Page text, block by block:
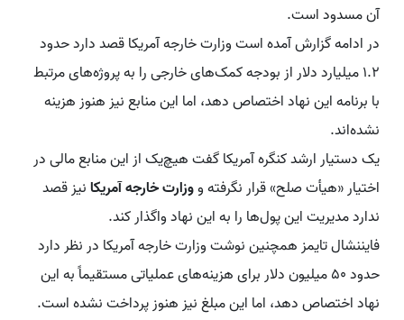
آن مسدود است.
در ادامه گزارش آمده است وزارت خارجه آمریکا قصد دارد حدود
۱.۲ میلیارد دلار از بودجه کمک‌های خارجی را به پروژه‌های مرتبط
با برنامه این نهاد اختصاص دهد، اما این منابع نیز هنوز هزینه
نشده‌اند.
یک دستیار ارشد کنگره آمریکا گفت هیچ‌یک از این منابع مالی در
اختیار «هیأت صلح» قرار نگرفته ووزارت خارجه آمریکانیز قصد
ندارد مدیریت این پول‌ها را به این نهاد واگذار کند.
فایننشال تایمز همچنین نوشت وزارت خارجه آمریکا در نظر دارد
حدود ۵۰ میلیون دلار برای هزینه‌های عملیاتی مستقیماً به این
نهاد اختصاص دهد، اما این مبلغ نیز هنوز پرداخت نشده است.